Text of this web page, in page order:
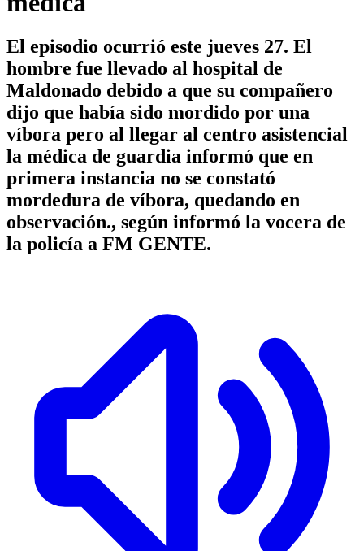
El episodio ocurrió este jueves 27. El
hombre fue llevado al hospital de
Maldonado debido a que su compañero
dijo que había sido mordido por una
víbora pero al llegar al centro asistencial
la médica de guardia informó que en
primera instancia no se constató
mordedura de víbora, quedando en
observación., según informó la vocera de
la policía a FM GENTE.